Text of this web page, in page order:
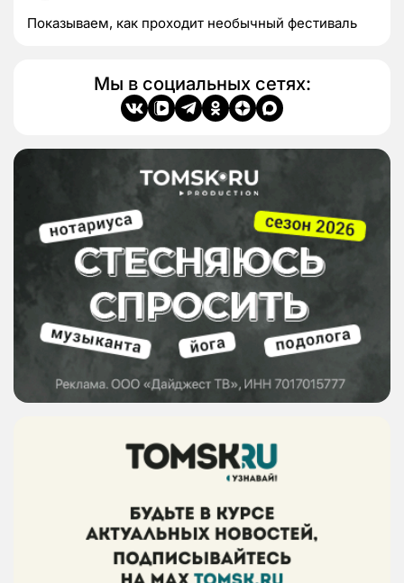
Показываем, как проходит необычный фестиваль
Мы в социальных сетях: